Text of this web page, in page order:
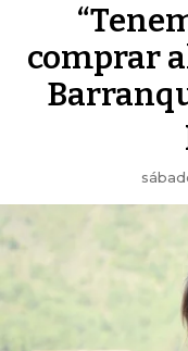
comprar